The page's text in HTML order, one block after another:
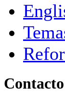
Contacto